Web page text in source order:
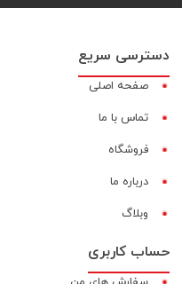
دسترسی سریع
صفحه اصلی
تماس با ما
فروشگاه
درباره ما
وبلاگ
حساب کاربری